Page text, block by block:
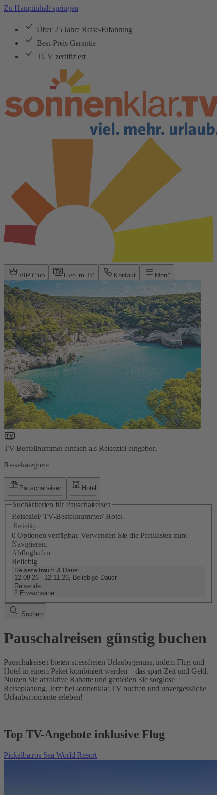
Zu Hauptinhalt springen
Über 25 Jahre Reise-Erfahrung
Best-Preis Garantie
TÜV zertifiziert
VIP Club Live im TV Kontakt Menü
TV-Bestellnummer einfach als Reiseziel eingeben.
Reisekategorie
Pauschalreisen Hotel
Suchkriterien für Pauschalreisen
Reiseziel/ TV-Bestellnummer/ Hotel
0 Optionen verfügbar. Verwenden Sie die Pfeiltasten zum
Navigieren.
Abflughafen
Beliebig
Reisezeitraum & Dauer
12.08.26 - 12.11.26, Beliebige Dauer
Reisende
2 Erwachsene
Suchen
Pauschalreisen günstig buchen
Pauschalreisen bieten stressfreien Urlaubsgenuss, indem Flug und
Hotel in einem Paket kombiniert werden – das spart Zeit und Geld.
Nutzen Sie attraktive Rabatte und genießen Sie sorglose
Reiseplanung. Jetzt bei sonnenklar.TV buchen und unvergessliche
Urlaubsmomente erleben!
Top TV-Angebote inklusive Flug
Pickalbatros Sea World Resort